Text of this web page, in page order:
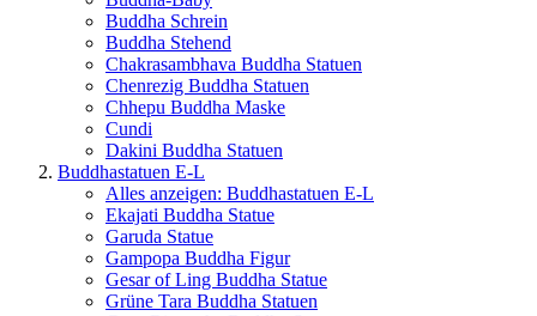
Buddha Schrein
Buddha Stehend
Chakrasambhava Buddha Statuen
Chenrezig Buddha Statuen
Chhepu Buddha Maske
Cundi
Dakini Buddha Statuen
Buddhastatuen E-L
Alles anzeigen: Buddhastatuen E-L
Ekajati Buddha Statue
Garuda Statue
Gampopa Buddha Figur
Gesar of Ling Buddha Statue
Grüne Tara Buddha Statuen